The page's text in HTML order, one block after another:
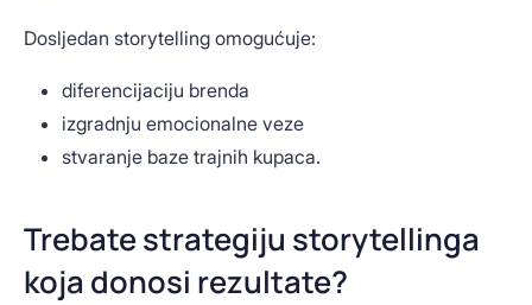
Dosljedan storytelling omogućuje:
diferencijaciju brenda
izgradnju emocionalne veze
stvaranje baze trajnih kupaca.
Trebate strategiju storytellinga
koja donosi rezultate?